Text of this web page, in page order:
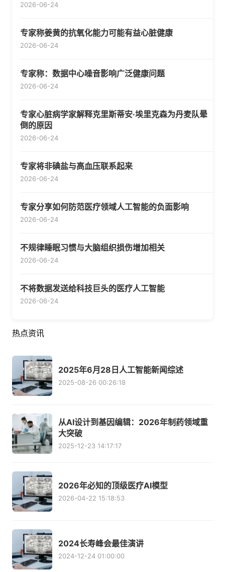
2026-06-24
专家称姜黄的抗氧化能力可能有益心脏健康
2026-06-24
专家称：数据中心噪音影响广泛健康问题
2026-06-24
专家心脏病学家解释克里斯蒂安·埃里克森为丹麦队晕
倒的原因
2026-06-24
专家将非碘盐与高血压联系起来
2026-06-24
专家分享如何防范医疗领域人工智能的负面影响
2026-06-24
不规律睡眠习惯与大脑组织损伤增加相关
2026-06-24
不将数据发送给科技巨头的医疗人工智能
2026-06-24
热点资讯
2025年6月28日人工智能新闻综述
2025-08-26 00:26:18
从AI设计到基因编辑：2026年制药领域重
大突破
2025-12-23 14:17:17
2026年必知的顶级医疗AI模型
2026-04-22 15:18:53
2024长寿峰会最佳演讲
2024-12-24 01:00:00